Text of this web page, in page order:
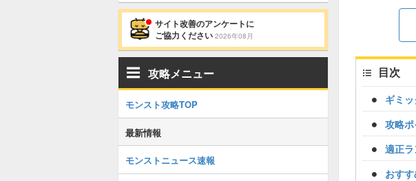
目次
ギミ
攻略
適正
おす
サイト改善のアンケートに
ご協力ください 2026年08月
攻略メニュー
モンスト攻略TOP
最新情報
モンストニュース速報